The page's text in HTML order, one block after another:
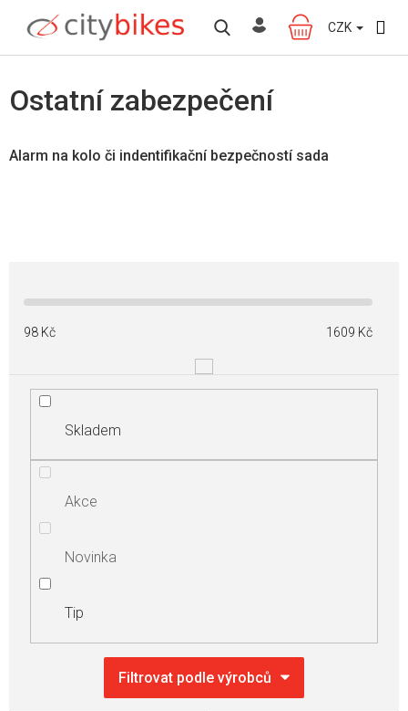
obsah
NÁKUPNÍ
KOŠÍK
CZK
Ostatní zabezpečení
Alarm na kolo či indentifikační bezpečností sada
98 Kč 1609 Kč
Skladem
Akce
Novinka
Tip